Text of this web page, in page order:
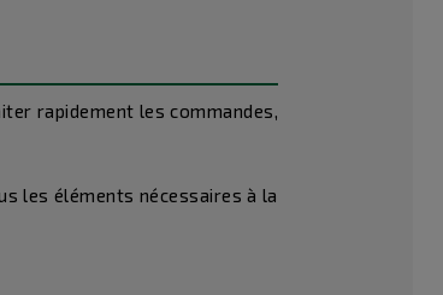
rapidement les commandes,
les éléments nécessaires à la